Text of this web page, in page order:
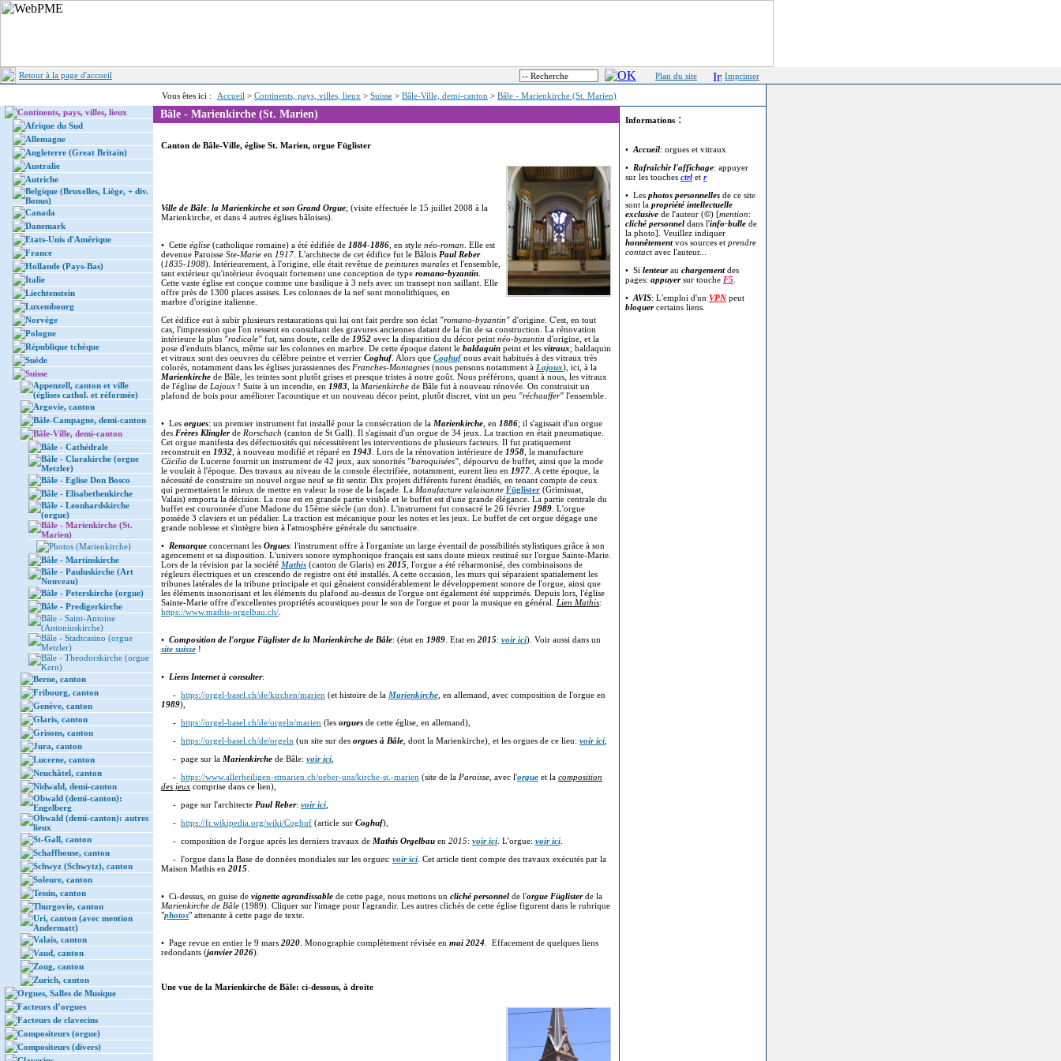
Retour à la page d'accueil Plan du site Imprimer
Vous êtes ici : Accueil > Continents, pays, villes, lieux > Suisse > Bâle-Ville, demi-canton > Bâle - Marienkirche (St. Marien)
Continents, pays, villes, lieux
Afrique du Sud
Allemagne
Angleterre (Great Britain)
Australie
Autriche
Belgique (Bruxelles, Liège, + div.
Bonus)
Canada
Danemark
Etats-Unis d'Amérique
France
Hollande (Pays-Bas)
Italie
Liechtenstein
Luxembourg
Norvège
Pologne
République tchèque
Suède
Suisse
Appenzell, canton et ville
(églises cathol. et réformée)
Argovie, canton
Bâle-Campagne, demi-canton
Bâle-Ville, demi-canton
Bâle - Cathédrale
Bâle - Clarakirche (orgue
Metzler)
Bâle - Eglise Don Bosco
Bâle - Elisabethenkirche
Bâle - Leonhardskirche
(orgue)
Bâle - Marienkirche (St.
Marien)
Photos (Marienkirche)
Bâle - Martinskirche
Bâle - Pauluskirche (Art
Nouveau)
Bâle - Peterskirche (orgue)
Bâle - Predigerkirche
Bâle - Saint-Antoine
(Antoniuskirche)
Bâle - Stadtcasino (orgue
Metzler)
Bâle - Theodorskirche (orgue
Kern)
Berne, canton
Fribourg, canton
Genève, canton
Glaris, canton
Grisons, canton
Jura, canton
Lucerne, canton
Neuchâtel, canton
Nidwald, demi-canton
Obwald (demi-canton):
Engelberg
Obwald (demi-canton): autres
lieux
St-Gall, canton
Schaffhouse, canton
Schwyz (Schwytz), canton
Soleure, canton
Tessin, canton
Thurgovie, canton
Uri, canton (avec mention
Andermatt)
Valais, canton
Vaud, canton
Zoug, canton
Zurich, canton
Orgues, Salles de Musique
Facteurs d’orgues
Facteurs de clavecins
Compositeurs (orgue)
Compositeurs (divers)
Bâle - Marienkirche (St. Marien)
Canton de Bâle-Ville, église St. Marien, orgue Füglister
Ville de Bâle: la Marienkirche et son Grand Orgue; (visite effectuée le 15 juillet 2008 à la
Marienkirche, et dans 4 autres églises bâloises).
• Cette église (catholique romaine) a été édifiée de 1884-1886 , en style néo-roman . Elle est
devenue Paroisse Ste-Marie en 1917 . L'architecte de cet édifice fut le Bâlois Paul Reber
(1835-1908). Intérieurement, à l'origine, elle était revêtue de peintures murales et l'ensemble,
tant extérieur qu'intérieur évoquait fortement une conception de type romano-byzantin
Cette vaste église est conçue comme une basilique à 3 nefs avec un transept non saillant. Elle
offre près de 1300 places assises. Les colonnes de la nef sont monolithiques, en
marbre d'origine italienne.
Cet édifice eut à subir plusieurs restaurations qui lui ont fait perdre son éclat "romano-byzantin" d'origine. C'est, en tout
cas, l'impression que l'on ressent en consultant des gravures anciennes datant de la fin de sa construction. La rénovation
intérieure la plus "radicale" fut, sans doute, celle de 1952 avec la disparition du décor peint néo-byzantin d'origine, et la
pose d'enduits blancs, même sur les colonnes en marbre. De cette époque datent le baldaquin peint et les vitraux; baldaquin
et vitraux sont des oeuvres du célèbre peintre et verrier Coghuf. Alors que Coghufnous avait habitués à des vitraux très
colorés, notamment dans les églises jurassiennes des Franches-Montagnes (nous pensons notamment à Lajoux), ici, à la
Marienkirche de Bâle, les teintes sont plutôt grises et presque tristes à notre goût. Nous préférons, quant à nous, les vitraux
de l'église de Lajoux ! Suite à un incendie, en 1983 , la Marienkirche de Bâle fut à nouveau rénovée. On construisit un
plafond de bois pour améliorer l'acoustique et un nouveau décor peint, plutôt discret, vint un peu "réchauffer" l'ensemble.
• Les orgues: un premier instrument fut installé pour la consécration de la Marienkirche , en 1886; il s'agissait d'un orgue
des Frères Klinglerde Rorschach (canton de St Gall). Il s'agissait d'un orgue de 34 jeux. La traction en était pneumatique.
Cet orgue manifesta des défectuosités qui nécessitèrent les interventions de plusieurs facteurs. Il fut pratiquement
reconstruit en 1932 , à nouveau modifié et réparé en 1943 . Lors de la rénovation intérieure de 1958 , la manufacture
Cäcilia de Lucerne fournit un instrument de 42 jeux, aux sonorités "baroquisées" , dépourvu de buffet, ainsi que la mode
le voulait à l'époque. Des travaux au niveau de la console électrifiée, notamment, eurent lieu en 1977 . A cette époque, la
nécessité de construire un nouvel orgue neuf se fit sentir. Dix projets différents furent étudiés, en tenant compte de ceux
qui permettaient le mieux de mettre en valeur la rose de la façade. La Manufacture valaisanne Füglister (Grimisuat,
Valais) emporta la décision. La rose est en grande partie visible et le buffet est d'une grande élégance. La partie centrale du
buffet est couronnée d'une Madone du 15ème siècle (un don). L'instrument fut consacré le 26 février 1989 . L'orgue
possède 3 claviers et un pédalier. La traction est mécanique pour les notes et les jeux. Le buffet de cet orgue dégage une
grande noblesse et s'intègre bien à l'atmosphère générale du sanctuaire.
• Remarque concernant les Orgues: l'instrument offre à l'organiste un large éventail de possibilités stylistiques grâce à son
agencement et sa disposition. L'univers sonore symphonique français est sans doute mieux restitué sur l'orgue Sainte-Marie.
Lors de la révision par la société Mathis (canton de Glaris) en 2015 , l'orgue a été réharmonisé, des combinaisons de
régleurs électriques et un crescendo de registre ont été installés. A cette occasion, les murs qui séparaient spatialement les
tribunes latérales de la tribune principale et qui gênaient considérablement le développement sonore de l'orgue, ainsi que
les éléments insonorisant et les éléments du plafond au-dessus de l'orgue ont également été supprimés. Depuis lors, l'église
Sainte-Marie offre d'excellentes propriétés acoustiques pour le son de l'orgue et pour la musique en général. Lien Mathis:
https://www.mathis-orgelbau.ch/
• Composition de l'orgue Füglister de la Marienkirche de Bâle: (état en 1989 . Etat en 2015: voir ici). Voir aussi dans un
site suisse !
• Liens Internet à consulter:
- https://orgel-basel.ch/de/kirchen/marien (et histoire de la Marienkirche , en allemand, avec composition de l'orgue en
1989),
- https://orgel-basel.ch/de/orgeln/marien (les orgues de cette église, en allemand),
- https://orgel-basel.ch/de/orgeln (un site sur des orgues à Bâle , dont la Marienkirche), et les orgues de ce lieu: voir ici
- page sur la Marienkirche de Bâle: voir ici
- https://www.allerheiligen-stmarien.ch/ueber-uns/kirche-st.-marien (site de la Paroisse , avec l'orgue et la composition
des jeux comprise dans ce lien),
- page sur l'architecte Paul Reber: voir ici
- https://fr.wikipedia.org/wiki/Coghuf (article sur Coghuf),
- composition de l'orgue après les derniers travaux de Mathis Orgelbau en 2015: voir ici . L'orgue: voir ici
- l'orgue dans la Base de données mondiales sur les orgues: voir ici . Cet article tient compte des travaux exécutés par la
Maison Mathis en 2015
• Ci-dessus, en guise de vignette agrandissable de cette page, nous mettons un cliché personnel de l'orgue Füglisterde la
Marienkirche de Bâle (1989). Cliquer sur l'image pour l'agrandir. Les autres clichés de cette église figurent dans le rubrique
"photos" attenante à cette page de texte.
• Page revue en entier le 9 mars 2020 . Monographie complètement révisée en mai 2024 . Effacement de quelques liens
redondants (janvier 2026).
Une vue de la Marienkirche de Bâle: ci-dessous, à droite
Informations :
• Accueil: orgues et vitraux
• Rafraîchir l'affichage: appuyer
sur les touches ctrl et r
• Les photos personnelles de ce site
sont la propriété intellectuelle
exclusive de l'auteur (©) [mention:
cliché personnel dans l'info-bulle de
la photo]. Veuillez indiquer
honnêtementvos sources et prendre
contactavec l'auteur...
• Si lenteurau chargementdes
pages: appuyersur touche F5
• AVIS: L'emploi d'un VPNpeut
bloquercertains liens.